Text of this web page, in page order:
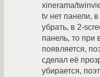
xinerama/
tv нет панели,
убрать, в 2-
панель, то при
появляется,
сделал её
убирается,